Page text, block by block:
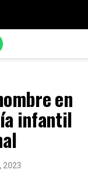
en
infantil
2023